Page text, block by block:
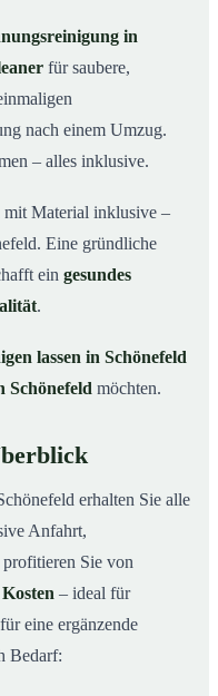
Wohnung in
in
für saubere,
nach einem Umzug.
– alles inklusive.
Material inklusive –
Eine gründliche
ein gesundes
.
lassen in Schönefeld
Schönefeld möchten.
erhalten Sie alle
Anfahrt,
Sie von
– ideal für
eine ergänzende
Bedarf: